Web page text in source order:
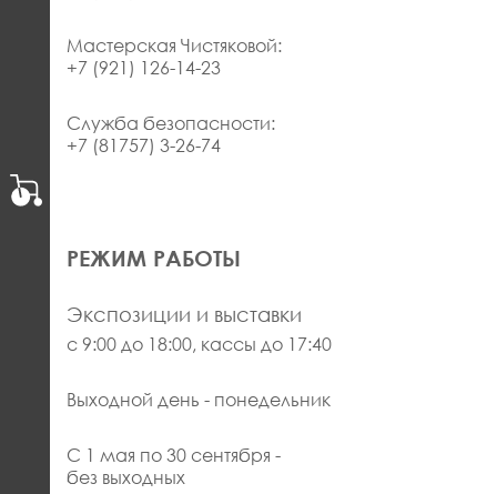
Мастерская Чистяковой:
+7 (921) 126-14-23
Служба безопасности:
+7 (81757) 3-26-74
РЕЖИМ РАБОТЫ
Экспозиции и выставки
с 9:00 до 18:00, кассы до 17:40
Выходной день - понедельник
С 1 мая по 30 сентября -
без выходных